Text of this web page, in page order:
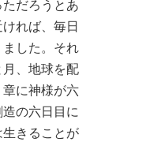
だろうとあ
れば、毎日
した。それ
、地球を配
に神様が六
の六日目に
きることが